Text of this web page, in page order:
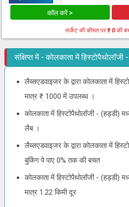
कॉल करें >
मार्केट की कीमत पर₹ 0की
संक्षिप्त में - कोलकाता में
लैब्सएडवाइजर के द्वारा कोलकाता में
मात्र ₹ 1000 में उपलब्ध ।
कोलकाता में हिस्टोपैथोलॉजी - (हड्डी)
लैब ।
लैब्सएडवाइजर के द्वारा कोलकाता में
बुकिंग पे पाए 0% तक की बचत
कोलकाता में हिस्टोपैथोलॉजी -
मात्र 1.22 किमी दूर